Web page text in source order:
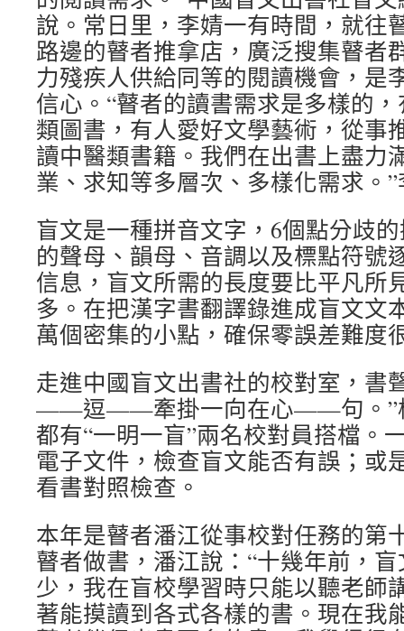
說。常日里，李婧一有時間，就往
路邊的瞽者推拿店，廣泛搜集瞽者
力殘疾人供給同等的閱讀機會，是
信心。“瞽者的讀書需求是多樣的
類圖書，有人愛好文學藝術，從事
讀中醫類書籍。我們在出書上盡力
業、求知等多層次、多樣化需求。
盲文是一種拼音文字，6個點分歧
的聲母、韻母、音調以及標點符號
信息，盲文所需的長度要比平凡所
多。在把漢字書翻譯錄進成盲文文
萬個密集的小點，確保零誤差難度
走進中國盲文出書社的校對室，書
——逗——牽掛一向在心——句。”
都有“一明一盲”兩名校對員搭檔。
電子文件，檢查盲文能否有誤；或
看書對照檢查。
本年是瞽者潘江從事校對任務的第
瞽者做書，潘江說：“十幾年前，
少，我在盲校學習時只能以聽老師
著能摸讀到各式各樣的書。現在我